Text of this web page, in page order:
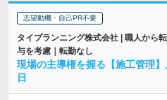
志望動機・自己PR不要
タイプランニング株式会社 | 職人から
与を考慮｜転勤なし
現場の主導権を握る【施工管理
日